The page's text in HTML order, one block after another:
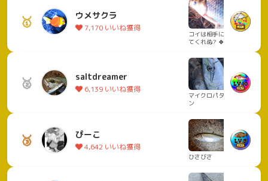
🥇 ウメサクラ
7,170 いいね獲得
コイは相手にし
てくれぬ? 🍀
🥈 saltdreamer
6,139 いいね獲得
マイクロパター
ン
🥉 ぴーこ
4,642 いいね獲得
ひさびさ